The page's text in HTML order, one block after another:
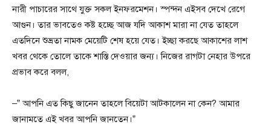
নারী পাচারের সাথে যুক্ত সকল ইনফরমেশন। স্পন্দন এইসব দেখে রেগে
আগুন। তার ভাবতেও কষ্ট হচ্ছে আজ যদি আকাশ মারা না যেত তাহলে
এতদিনে শুভ্রতা নামক মেয়েটি শেষ হয়ে যেত। ইচ্ছা করছে আকাশের লাশ
খবর থেকে তোলে তাকে শাস্তি দেওয়ার জন্য। নিজের রাগটা নেহার উপরে
প্রভাব করে বলল,
–” আপনি এত কিছু জানেন তাহলে বিয়েটা আটকালেন না কেন? আমার
জানামতে এই খবর আপনি জানতেন।”